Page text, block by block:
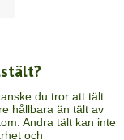
du tror att tält
hållbara än tält av
Andra tält kan inte
och